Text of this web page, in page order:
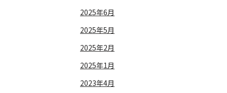
2025年6月
2025年5月
2025年2月
2025年1月
2023年4月